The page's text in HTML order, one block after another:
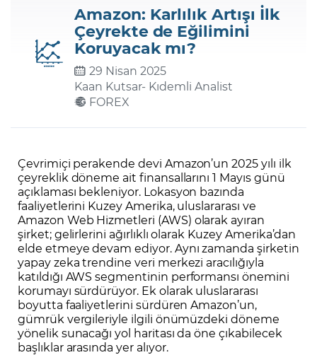
Şifremi Unuttum
Amazon: Karlılık Artışı İlk
Çeyrekte de Eğilimini
Koruyacak mı?
29 Nisan 2025
Kaan Kutsar- Kıdemli Analist
FOREX
Çevrimiçi perakende devi Amazon’un 2025 yılı ilk
çeyreklik döneme ait finansallarını 1 Mayıs günü
açıklaması bekleniyor. Lokasyon bazında
faaliyetlerini Kuzey Amerika, uluslararası ve
Amazon Web Hizmetleri (AWS) olarak ayıran
şirket; gelirlerini ağırlıklı olarak Kuzey Amerika’dan
elde etmeye devam ediyor. Aynı zamanda şirketin
yapay zeka trendine veri merkezi aracılığıyla
katıldığı AWS segmentinin performansı önemini
korumayı sürdürüyor. Ek olarak uluslararası
boyutta faaliyetlerini sürdüren Amazon’un,
gümrük vergileriyle ilgili önümüzdeki döneme
yönelik sunacağı yol haritası da öne çıkabilecek
başlıklar arasında yer alıyor.